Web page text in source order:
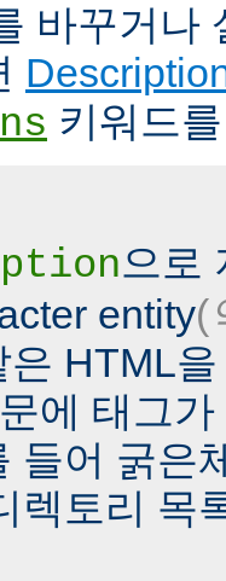
바꾸거나
키워드
으로
entity(
은 HTML
에 태그
들어 굵은
렉토리 목